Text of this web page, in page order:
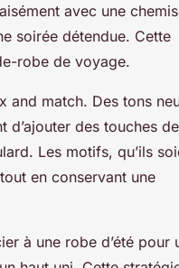
avec une
soirée détendue. Cette
robe de voyage.
and match. Des tons
des touches de
Les motifs, qu’ils
en conservant une
à une robe d’été pour